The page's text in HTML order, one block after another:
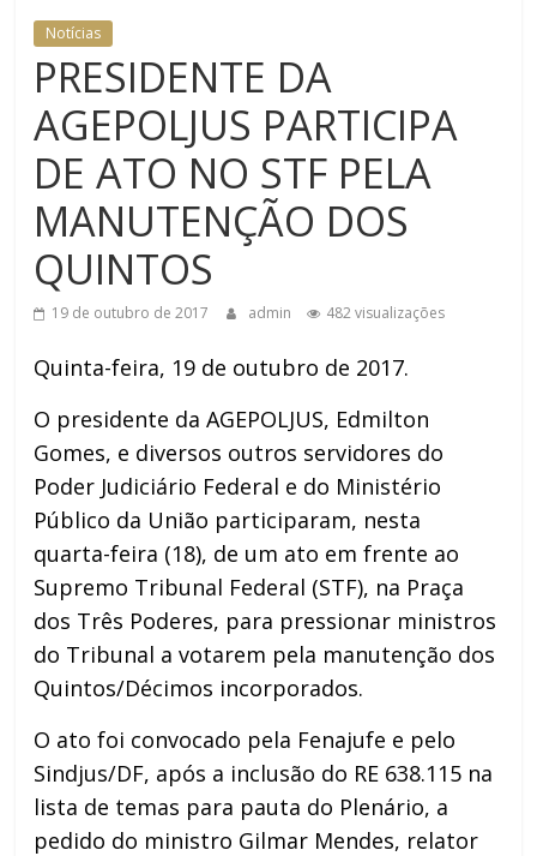
Notícias
PRESIDENTE DA
AGEPOLJUS PARTICIPA
DE ATO NO STF PELA
MANUTENÇÃO DOS
QUINTOS
19 de outubro de 2017 admin 482 visualizações
Quinta-feira, 19 de outubro de 2017.
O presidente da AGEPOLJUS, Edmilton
Gomes, e diversos outros servidores do
Poder Judiciário Federal e do Ministério
Público da União participaram, nesta
quarta-feira (18), de um ato em frente ao
Supremo Tribunal Federal (STF), na Praça
dos Três Poderes, para pressionar ministros
do Tribunal a votarem pela manutenção dos
Quintos/Décimos incorporados.
O ato foi convocado pela Fenajufe e pelo
Sindjus/DF, após a inclusão do RE 638.115 na
lista de temas para pauta do Plenário, a
pedido do ministro Gilmar Mendes, relator